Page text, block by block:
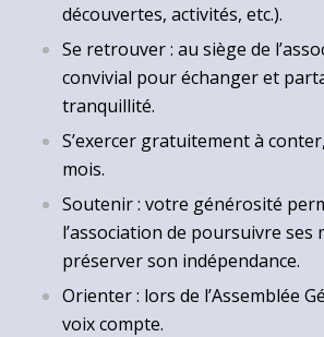
découvertes, activités, etc.).
Se retrouver : au siège de
convivial pour échanger et
tranquillité.
S’exercer gratuitement à
mois.
Soutenir : votre générosité
l’association de poursuivre ses
préserver son indépendance.
Orienter : lors de l’Assemblée
voix compte.